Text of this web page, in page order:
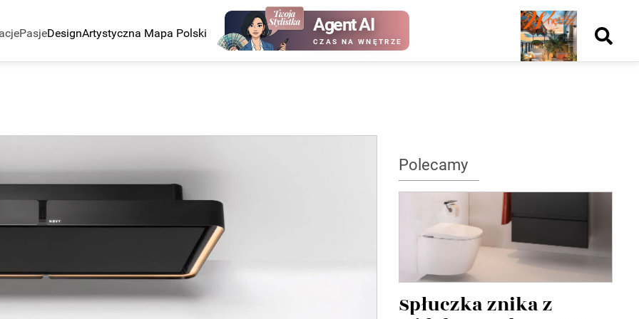
PasjeDesignArtystyczna Mapa Polski Agent AI
CZAS NA WNĘTRZE
Nowy
numer
Polecamy
Spłuczka znika z